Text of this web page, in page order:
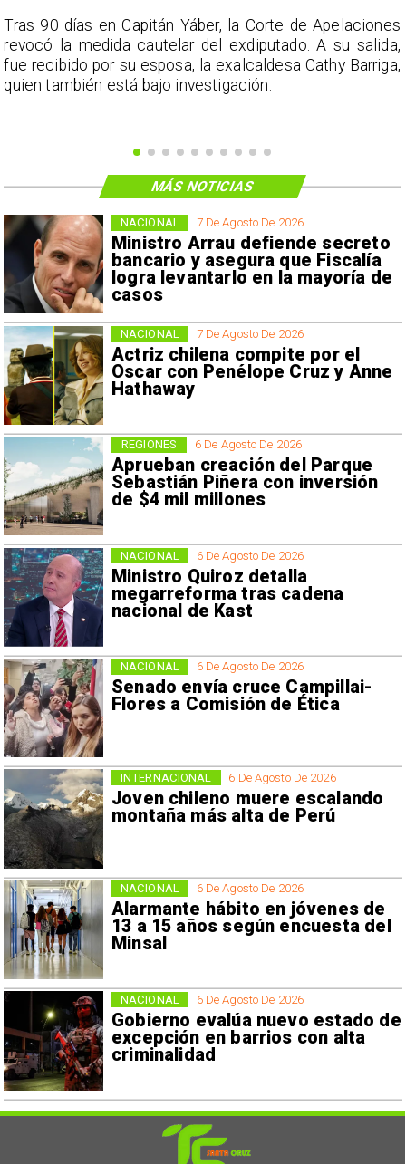
Tras 90 días en Capitán Yáber, la Corte de Apelaciones
revocó la medida cautelar del exdiputado. A su salida,
fue recibido por su esposa, la exalcaldesa Cathy Barriga,
quien también está bajo investigación.
7 De Agosto De 2026
Ministro Arrau defiende secreto
bancario y asegura que Fiscalía
logra levantarlo en la mayoría de
casos
NACIONAL
7 De Agosto De 2026
Actriz chilena compite por el
Oscar con Penélope Cruz y Anne
Hathaway
NACIONAL
6 De Agosto De 2026
Aprueban creación del Parque
Sebastián Piñera con inversión
de $4 mil millones
REGIONES
6 De Agosto De 2026
Ministro Quiroz detalla
megarreforma tras cadena
nacional de Kast
NACIONAL
6 De Agosto De 2026
Senado envía cruce Campillai-
Flores a Comisión de Ética
NACIONAL
6 De Agosto De 2026
Joven chileno muere escalando
montaña más alta de Perú
INTERNACIONAL
6 De Agosto De 2026
Alarmante hábito en jóvenes de
13 a 15 años según encuesta del
Minsal
NACIONAL
6 De Agosto De 2026
Gobierno evalúa nuevo estado de
excepción en barrios con alta
criminalidad
NACIONAL
MÁS NOTICIAS